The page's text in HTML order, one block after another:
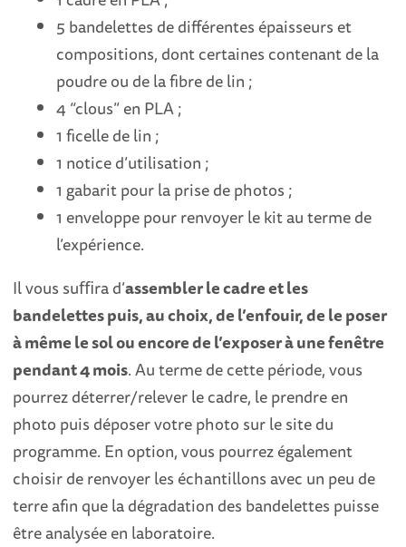
5 bandelettes de différentes épaisseurs et
compositions, dont certaines contenant de la
poudre ou de la fibre de lin ;
4 “clous” en PLA ;
1 ficelle de lin ;
1 notice d’utilisation ;
1 gabarit pour la prise de photos ;
1 enveloppe pour renvoyer le kit au terme de
l’expérience.
Il vous suﬃra d’assembler le cadre et les
bandelettes puis, au choix, de l’enfouir, de le poser
à même le sol ou encore de l’exposer à une fenêtre
pendant 4 mois. Au terme de cette période, vous
pourrez déterrer/relever le cadre, le prendre en
photo puis déposer votre photo sur le site du
programme. En option, vous pourrez également
choisir de renvoyer les échantillons avec un peu de
terre afin que la dégradation des bandelettes puisse
être analysée en laboratoire.